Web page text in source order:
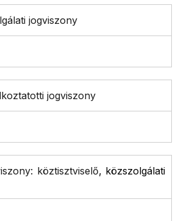
jogviszony
jogviszony
köztisztviselő, közszolgálati